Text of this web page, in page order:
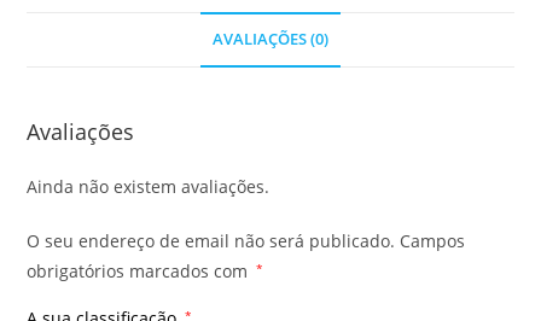
AVALIAÇÕES (0)
Avaliações
Ainda não existem avaliações.
O seu endereço de email não será publicado. Campos
obrigatórios marcados com
*
*